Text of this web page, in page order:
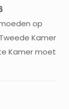
op
Kamer
Kamer moet